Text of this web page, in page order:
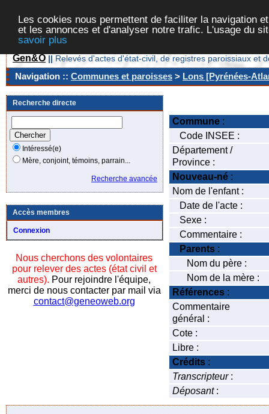
Les cookies nous permettent de faciliter la navigation
et les annonces et d'analyser notre trafic. L'usage du
savoir plus
Gen&O || Relevés d'actes d'état-civil, de registres paroissiaux et
Navigation :: Communes et paroisses > Lons [Pyrénées-
Recherche directe
Intéressé(e)
Mère, conjoint, témoins, parrain...
Recherche avancée
Accès membres
Connexion
Nous cherchons des volontaires
pour relever des actes (état civil et
autres). Pour rejoindre l'équipe,
merci de nous contacter par mail via
contact@geneoweb.org
Commune :
Code INSEE :
Département /
Province :
Nouveau-né :
Nom de l'enfant :
Date de l'acte :
Sexe :
Commentaire :
Parents :
Nom du père :
Nom de la mère :
Références :
Commentaire
général :
Cote :
Libre :
Crédits :
Transcripteur:
Déposant: